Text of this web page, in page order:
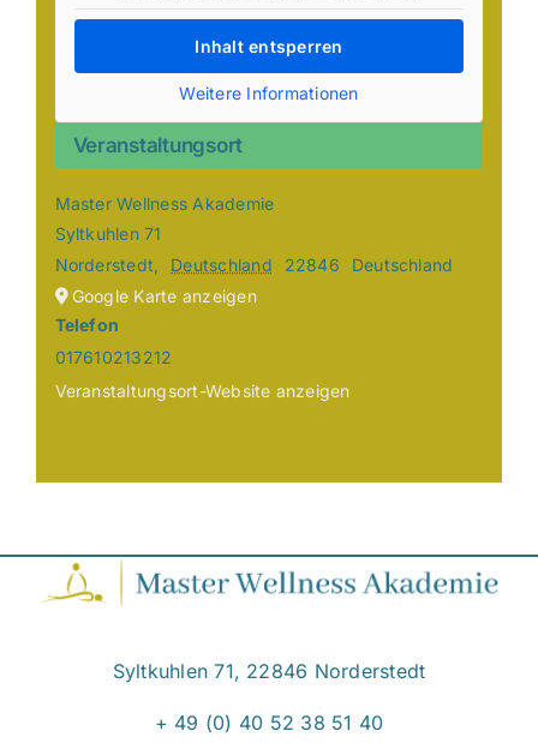
Veranstaltungsort
Master Wellness Akademie
Syltkuhlen 71
Norderstedt, Deutschland 22846
Deutschland
Google Karte anzeigen
Telefon
017610213212
Veranstaltungsort-Website anzeigen
Inhalt entsperren
Weitere Informationen
Syltkuhlen 71, 22846 Norderstedt
+ 49 (0) 40 52 38 51 40